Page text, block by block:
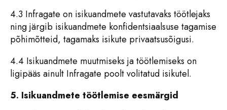
4.3 Infragate on isikuandmete vastutavaks töötlejaks
ning järgib isikuandmete konfidentsiaalsuse tagamise
põhimõtteid, tagamaks isikute privaatsusõigusi.
4.4 Isikuandmete muutmiseks ja töötlemiseks on
ligipääs ainult Infragate poolt volitatud isikutel.
5. Isikuandmete töötlemise eesmärgid